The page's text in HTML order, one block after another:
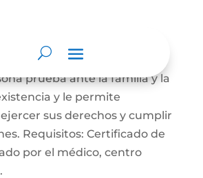
de Nacimiento
indispensable mediante
prueba ante la familia y la
y le permite
sus derechos y cumplir
Requisitos: Certificado de
por el médico, centro